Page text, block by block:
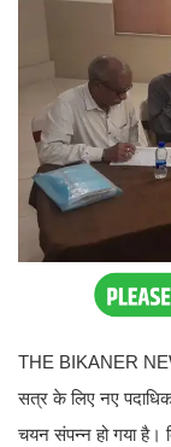
THE BIKANER
सत्र के लिए नए
चयन संपन्न हो गया है।